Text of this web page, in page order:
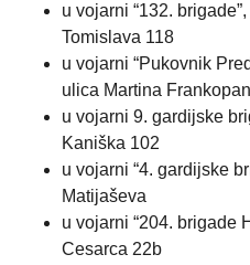
u vojarni “132. brigade”,
Tomislava 118
u vojarni “Pukovnik
ulica Martina
u vojarni 9. gardijske
Kaniška 102
u vojarni “4. gardijske
Matijaševa
u vojarni “204. brigade
Cesarca 22b